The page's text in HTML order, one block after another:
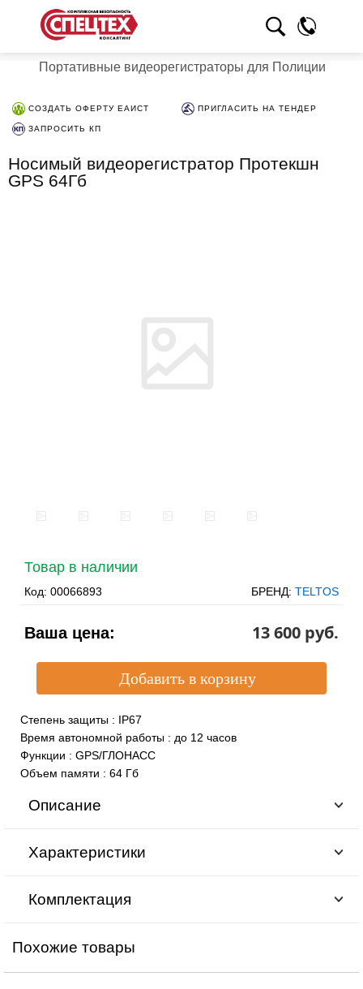
Портативные видеорегистраторы для Полиции
СОЗДАТЬ ОФЕРТУ ЕАИСТ ПРИГЛАСИТЬ НА ТЕНДЕР
ЗАПРОСИТЬ КП
Носимый видеорегистратор Протекшн
GPS 64Гб
Товар в наличии
Код: 00066893 БРЕНД: TELTOS
Ваша цена: 13 600 pуб.
Степень защиты : IP67
Время автономной работы : до 12 часов
Функции : GPS/ГЛОНАСС
Объем памяти : 64 Гб
Описание
Характеристики
Комплектация
Похожие товары